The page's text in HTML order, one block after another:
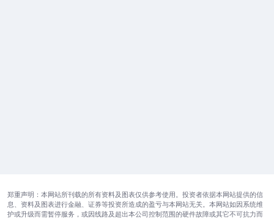
郑重声明：本网站所刊载的所有资料及图表仅供参考使用。投资者依据本网站提供的信
息、资料及图表进行金融、证券等投资所造成的盈亏与本网站无关。本网站如因系统维
护或升级而需暂停服务，或因线路及超出本公司控制范围的硬件故障或其它不可抗力而